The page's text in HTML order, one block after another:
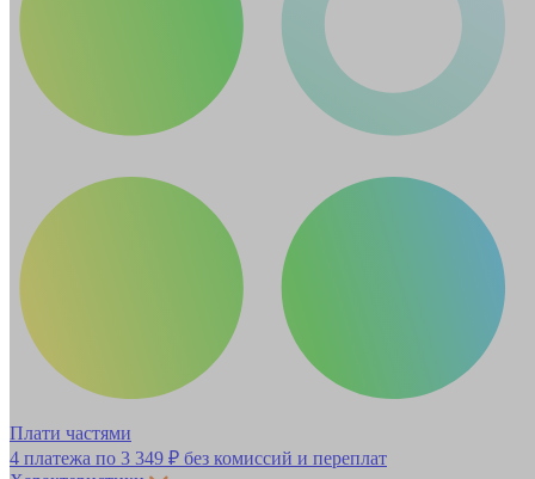
Плати частями
4 платежа по 3 349 ₽ без комиссий и переплат